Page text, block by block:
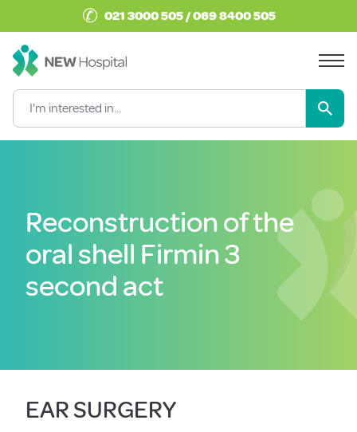
✆ 021 3000 505 / 069 8400 505
Reconstruction of the
oral shell Firmin 3
second act
EAR SURGERY